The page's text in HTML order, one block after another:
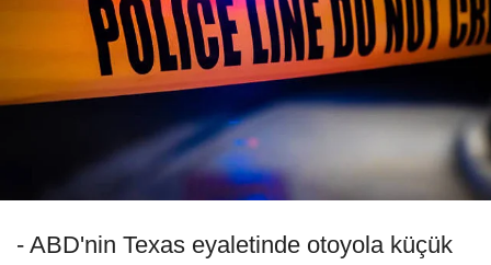
- ABD'nin Texas eyaletinde otoyola küçük